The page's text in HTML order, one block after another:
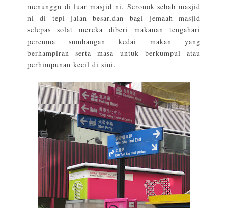
menunggu di luar masjid ni. Seronok sebab masjid
ni di tepi jalan besar,dan bagi jemaah masjid
selepas solat mereka diberi makanan tengahari
percuma sumbangan kedai makan yang
berhampiran serta masa untuk berkumpul atau
perhimpunan kecil di sini.